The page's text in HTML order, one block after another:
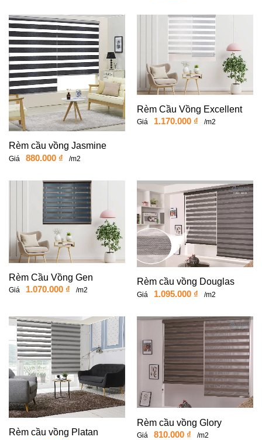
Rèm cầu vồng Jasmine
Giá 880.000 ₫ /m2
Rèm Cầu Vồng Excellent
Giá 1.170.000 ₫ /m2
Rèm Cầu Vồng Gen
Giá 1.070.000 ₫ /m2
Rèm cầu vồng Douglas
Giá 1.095.000 ₫ /m2
Rèm cầu vồng Platan
Rèm cầu vồng Glory
Giá 810.000 ₫ /m2